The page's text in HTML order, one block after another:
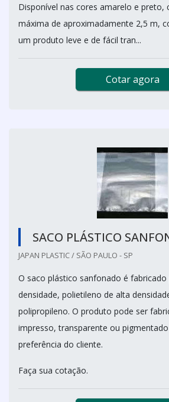
Disponível nas cores amarelo e preto,
máxima de aproximadamente 2,5 m,
um produto leve e de fácil tran...
Cotar agora
SACO PLÁSTICO
JAPAN PLASTIC / SÃO PAULO - SP
O saco plástico sanfonado é
densidade, polietileno de alta
polipropileno. O produto pode ser
impresso, transparente ou
preferência do cliente.
Faça sua cotação.